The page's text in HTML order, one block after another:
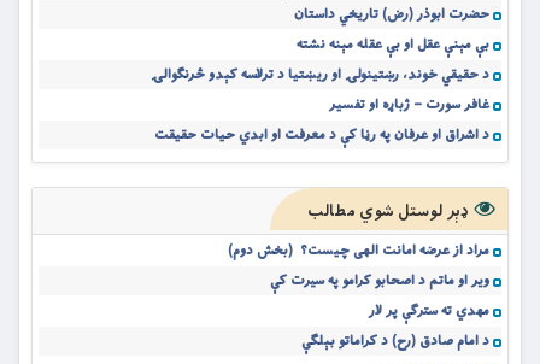
حضرت ابوذر (رض) تاریخي داستان
بې مېنې عقل او بې عقله مېنه نشته
د حقیقي خوند، رښتینولۍ او ریښتیا د ترلاسه کېدو څرنګوالۍ
غافر سورت – ژباړه او تفسیر
د اشراق او عرفان په رڼا کې د معرفت او ابدي حیات حقیقت
ډېر لوستل شوي مطالب
مراد از عرضه امانت الهی چیست؟ (بخش دوم)
ویر او ماتم د اصحابو کرامو په سيرت کې
مهدي ته سترګې پر لار
د امام صادق (رح) د کراماتو بېلګې